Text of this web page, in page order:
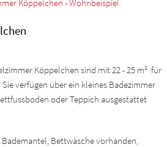
Köppelchen sind mit 22 - 25 m² für
verfügen über ein kleines Badezimmer
oder Teppich ausgestattet
Bademantel, Bettwäsche vorhanden,